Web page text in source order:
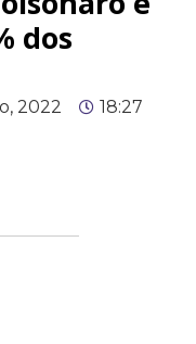
dos
2022 18:27